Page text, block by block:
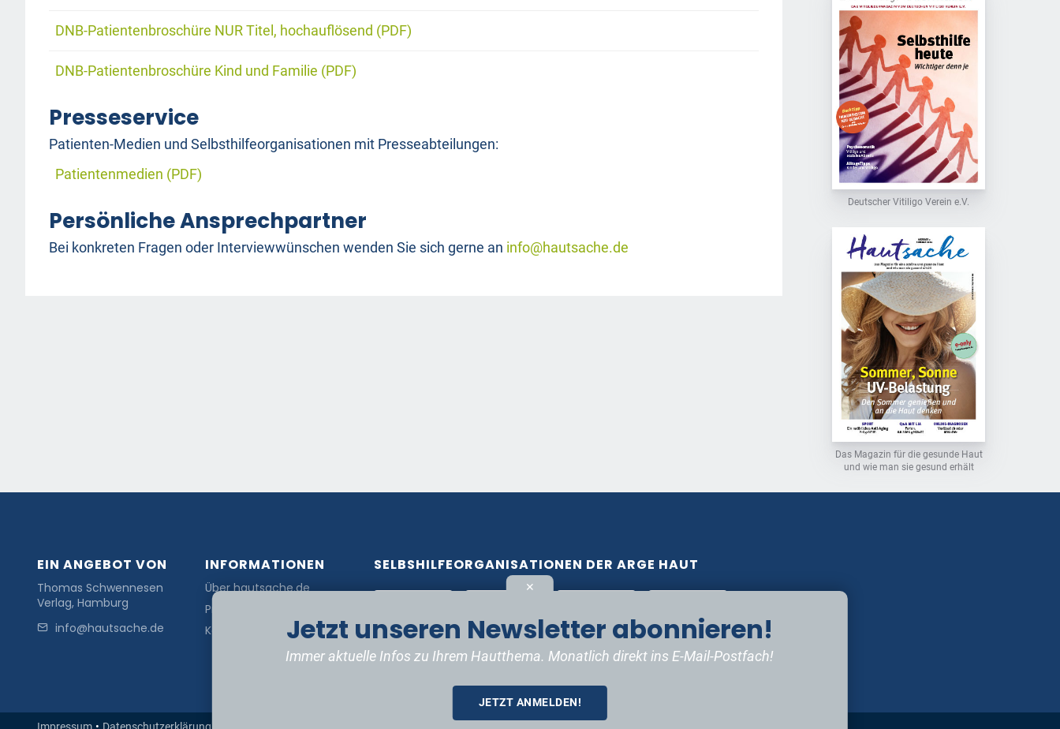
DNB-Patientenbroschüre NUR Titel, hochauflösend (PDF)
DNB-Patientenbroschüre Kind und Familie (PDF)
Presseservice
Patienten-Medien und Selbsthilfeorganisationen mit Presseabteilungen:
Patientenmedien (PDF)
Persönliche Ansprechpartner
Bei konkreten Fragen oder Interviewwünschen wenden Sie sich gerne an info@hautsache.de
Deutscher Vitiligo Verein e.V.
Das Magazin für die gesunde Haut
und wie man sie gesund erhält
EIN ANGEBOT VON
Thomas Schwennesen
Verlag, Hamburg
info@hautsache.de
INFORMATIONEN
Über hautsache.de
Presse
Kontakt
SELBSHILFEORGANISATIONEN DER ARGE HAUT
✕
Jetzt unseren Newsletter abonnieren!
Immer aktuelle Infos zu Ihrem Hautthema. Monatlich direkt ins E-Mail-Postfach!
JETZT ANMELDEN!